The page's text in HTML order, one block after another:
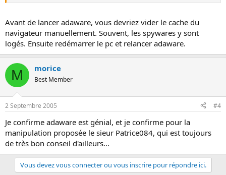
Avant de lancer adaware, vous devriez vider le cache du
navigateur manuellement. Souvent, les spywares y sont
logés. Ensuite redémarrer le pc et relancer adaware.
M morice
Best Member
2 Septembre 2005 #4
Je confirme adaware est génial, et je confirme pour la
manipulation proposée le sieur Patrice084, qui est toujours
de très bon conseil d'ailleurs...
Vous devez vous connecter ou vous inscrire pour répondre ici.